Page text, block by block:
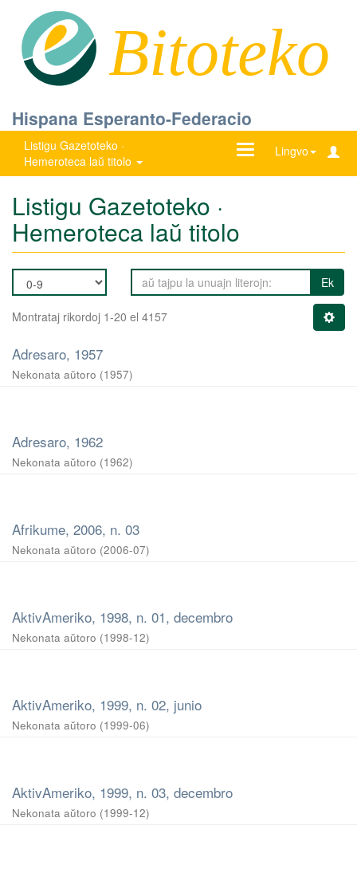
Bitoteko
Hispana Esperanto-Federacio
Listigu Gazetoteko ·
Hemeroteca laŭ titolo
Lingvo
Ŝanĝu
Listigu Gazetoteko ·
Hemeroteca laŭ titolo
Ek
Montrataj rikordoj 1-20 el 4157
Adresaro, 1957
Nekonata aŭtoro (1957)
Adresaro, 1962
Nekonata aŭtoro (1962)
Afrikume, 2006, n. 03
Nekonata aŭtoro (2006-07)
AktivAmeriko, 1998, n. 01, decembro
Nekonata aŭtoro (1998-12)
AktivAmeriko, 1999, n. 02, junio
Nekonata aŭtoro (1999-06)
AktivAmeriko, 1999, n. 03, decembro
Nekonata aŭtoro (1999-12)